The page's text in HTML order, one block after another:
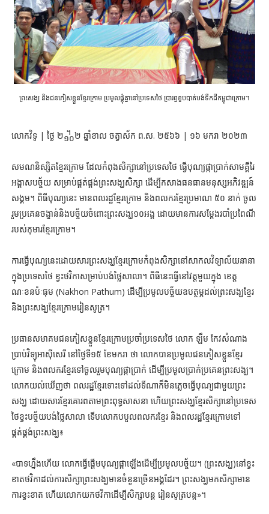
ព្រះសង្ឃ និងជនភៀសខ្លួន​ខ្មែរ​ក្រោម​ ប្រមូល​ផ្តុំគ្នា​នៅ​ប្រទេស​ថៃ​ ប្រារព្ធ​ខួប​បាត់បង់​ទឹកដី​កម្ពុជាក្រោម​។
លោកវិទូ | ថ្ងៃ ២᧺២ ឆ្នាំខាល ចត្វាស័ក ព.ស. ២៥៦៦ | ១៦ មករា ២០២៣
សមណ​និស្សិត​ខ្មែរ​ក្រោម ដែល​កំពុង​សិក្សា​នៅ​ប្រទេស​ថៃ ធ្វើបុណ្យ​ផ្កា​ប្រាក់​សាមគ្គី​រៃ
អង្គាស​បច្ច័យ សម្រាប់​ផ្គត់ផ្គង់​ព្រះសង្ឃ​សិក្សា ដើម្បី​កសាង​ធនធាន​មនុស្ស​អភិវឌ្ឍន៍​
សង្គម។ ពិធី​បុណ្យ​នេះ មាន​ពលរដ្ឋ​ខ្មែរ​ក្រោម និង​ពលករ​ខ្មែរ​ប្រមាណ ៥០ នាក់ ​ចូល​
រួម​ប្រគេន​ចង្ហាន់​និង​បច្ច័យ​ចំពោះ​ព្រះសង្ឃ១០អង្គ ដោយ​មាន​ការ​សម្ដែង​របាំ​ប្រពៃណី​
របស់​កុមារ​ខ្មែរ​ក្រោម។
ការ​ធ្វើបុណ្យ​នេះ​ដោយសារ​ព្រះសង្ឃ​ខ្មែរ​ក្រោម​កំពុង​សិក្សា​នៅ​សាកលវិទ្យាល័យ​នានា​
ក្នុង​ប្រទេស​ថៃ ខ្វះ​ថវិកា​សម្រាប់​បង់​ថ្លៃ​សាលា។ ពិធី​នេះ​ធ្វើ​នៅ​វត្ត​មួយ​ក្នុង ខេត្ត​
ណៈខនប៉ៈធុម (Nakhon Pathum) ដើម្បី​ប្រមូល​បច្ច័យ​ឧបត្ថម្ភ​ដល់​ព្រះសង្ឃ​ខ្មែរ
និង​ព្រះសង្ឃ​ខ្មែរ​ក្រោម​រៀន​សូត្រ។
ប្រធាន​សមាគម​ជនភៀសខ្លួន​ខ្មែរ​ក្រោម​ប្រចាំ​ប្រទេស​ថៃ លោក ឡឹម កែវ​សំណាង
ប្រាប់​វិទ្យុ​អាស៊ី​សេរី នៅថ្ងៃទី១៥ ខែមករា ថា លោក​បាន​ប្រមូល​ជនភៀសខ្លួន​ខ្មែរ​
ក្រោម និង​ពលករ​ខ្មែរ​ទៅ​ចូល​រួម​បុណ្យ​ផ្កា​ប្រាក់ ដើម្បី​ប្រមូល​ប្រាក់​ប្រគេន​ព្រះសង្ឃ។
លោក​យល់​ឃើញ​ថា ពលរដ្ឋ​ខ្មែរ​ទោះ​ទៅ​ដល់​ទីណា​ក៏​មិន​ភ្លេច​ធ្វើបុណ្យ​ជាមួយ​ព្រះ
សង្ឃ ដោយសារ​ខ្មែរ​គោរព​តាម​ព្រះពុទ្ធសាសនា ហើយ​ព្រះសង្ឃ​ខ្មែរ​សិក្សា​នៅ​ប្រទេស​
ថៃ​ខ្វះ​បច្ច័យ​បង់​ថ្លៃ​សាលា ទើប​លោក​បបួល​ពលករ​ខ្មែរ និង​ពលរដ្ឋ​ខ្មែរ​ក្រោម​ទៅ​
ផ្គត់ផ្គង់​ព្រះសង្ឃ៖
«បាទ​ហ្នឹង​ហើយ លោក​ធ្វើ​ផ្ដើម​បុណ្យ​ផ្កា​ឡើង​ដើម្បី​ប្រមូល​បច្ច័យ។ (ព្រះសង្ឃ)នៅ​ខ្វះ​
ខាត​ថវិកា​ដល់​ការ​សិក្សា​ព្រះសង្ឃ​មាន​ចំនួន​ច្រើន​អង្គ​ដែរ។ ព្រះសង្ឃ​មក​សិក្សា​មាន​
ការ​ខ្វះខាត ហើយ​លោក​យក​ថវិកា​ដើម្បី​សិក្សា​បន្ត រៀន​សូត្រ​បន្ត»។​​